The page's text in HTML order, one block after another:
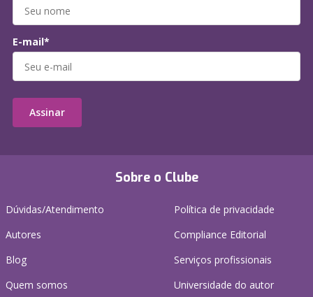
Sobre o Clube
Dúvidas/Atendimento
Autores
Blog
Quem somos
Política de privacidade
Compliance Editorial
Serviços profissionais
Universidade do autor
E-mail*
Assinar